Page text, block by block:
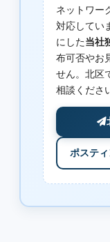
ネットワー
対応してい
にした当社
布可否やお
せん。北区
相談くださ
ポスティ